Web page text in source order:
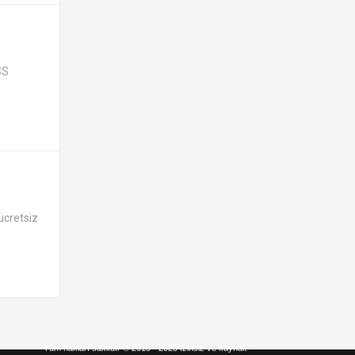
Tüm hakları saklıdır © 2013 - 2025 İzinsiz ve kaynak